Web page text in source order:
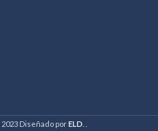
2023 Diseñado porELD